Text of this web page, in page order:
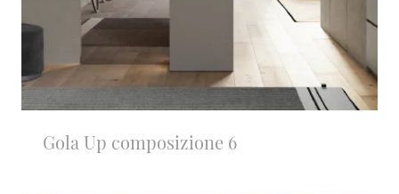
Gola Up composizione 6